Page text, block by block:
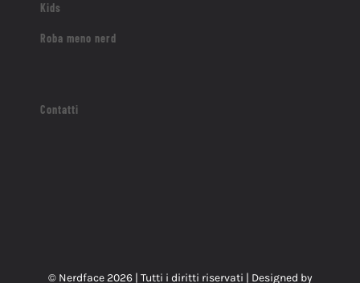
Kids
Roba meno nerd
Contatti
© Nerdface 2026 | Tutti i diritti riservati | Designed by